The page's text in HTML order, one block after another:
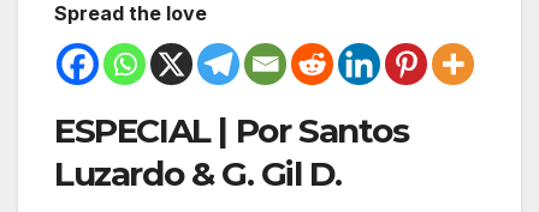
Spread the love
ESPECIAL | Por Santos
Luzardo & G. Gil D.